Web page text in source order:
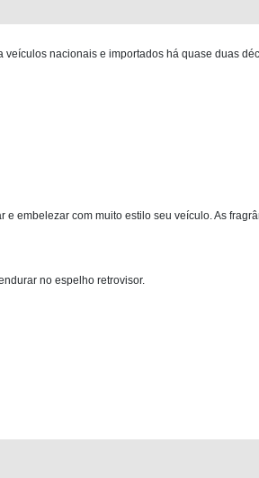
nacionais e importados há quase duas
embelezar com muito estilo seu veículo. As
no espelho retrovisor.